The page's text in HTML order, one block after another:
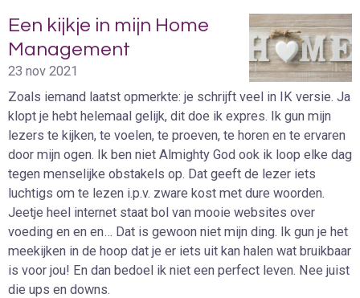
Een kijkje in mijn Home
Management
23 nov 2021
Zoals iemand laatst opmerkte: je schrijft veel in IK versie. Ja
klopt je hebt helemaal gelijk, dit doe ik expres. Ik gun mijn
lezers te kijken, te voelen, te proeven, te horen en te ervaren
door mijn ogen. Ik ben niet Almighty God ook ik loop elke dag
tegen menselijke obstakels op. Dat geeft de lezer iets
luchtigs om te lezen i.p.v. zware kost met dure woorden.
Jeetje heel internet staat bol van mooie websites over
voeding en en en… Dat is gewoon niet mijn ding. Ik gun je het
meekijken in de hoop dat je er iets uit kan halen wat bruikbaar
is voor jou! En dan bedoel ik niet een perfect leven. Nee juist
die ups en downs.